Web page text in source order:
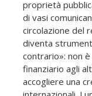
proprietà
di vasi
circolazione del
diventa
contrario»: non
finanziario agli
accogliere una